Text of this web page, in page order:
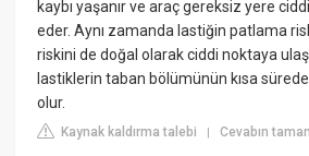
kaybı yaşanır ve araç gereksiz yere
eder. Aynı zamanda lastiğin patlama
riskini de doğal olarak ciddi noktaya
lastiklerin taban bölümünün kısa
olur.
Kaynak kaldırma talebi |Cevabın